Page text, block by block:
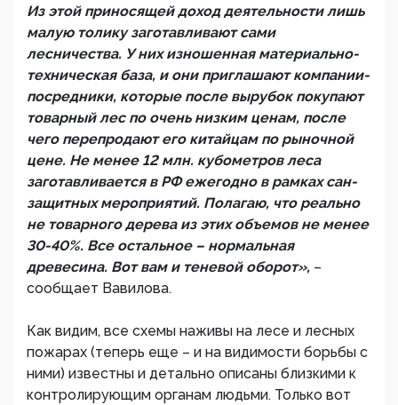
Из этой приносящей доход деятельности лишь
малую толику заготавливают сами
лесничества. У них изношенная материально-
техническая база, и они приглашают компании-
посредники, которые после вырубок покупают
товарный лес по очень низким ценам, после
чего перепродают его китайцам по рыночной
цене. Не менее 12 млн. кубометров леса
заготавливается в РФ ежегодно в рамках сан-
защитных мероприятий. Полагаю, что реально
не товарного дерева из этих объемов не менее
30-40%. Все остальное – нормальная
древесина. Вот вам и теневой оборот», –
сообщает Вавилова.
Как видим, все схемы наживы на лесе и лесных
пожарах (теперь еще – и на видимости борьбы с
ними) известны и детально описаны близкими к
контролирующим органам людьми. Только вот